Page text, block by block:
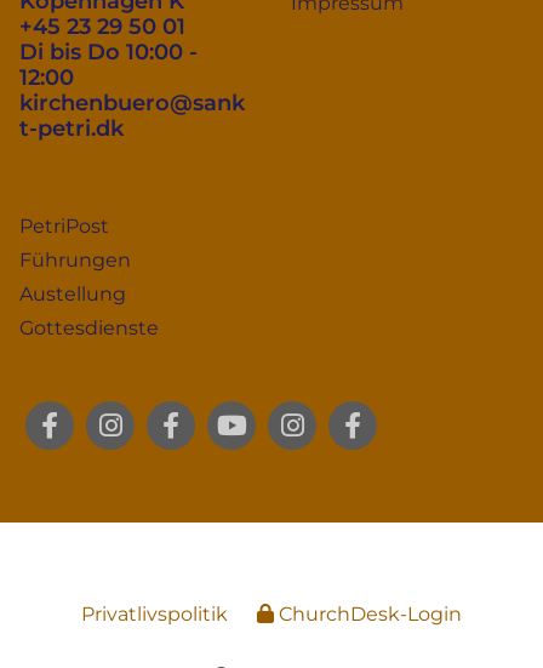
+45 23 29 50 01
Di bis Do 10:00 -
12:00
kirchenbuero@sank
t-petri.dk
PetriPost
Führungen
Austellung
Gottesdienste
Privatlivspolitik ChurchDesk-Login